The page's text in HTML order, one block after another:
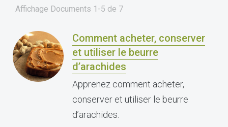
Affichage Documents 1-5 de 7
Comment acheter, conserver
et utiliser le beurre
d’arachides
Apprenez comment acheter,
conserver et utiliser le beurre
d’arachides.